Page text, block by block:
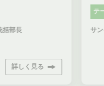
部長
詳しく見る
テ
サ